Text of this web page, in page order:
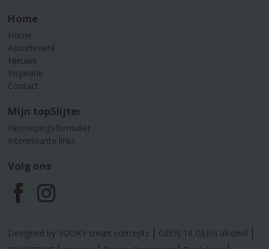
Home
Home
Assortiment
Nieuws
Inspiratie
Contact
Mijn topSlijter
Herroepingsformulier
Interessante links
Volg ons
F
a
I
n
Designed by YOOKY smart concepts
GEEN 18 GEEN alcohol